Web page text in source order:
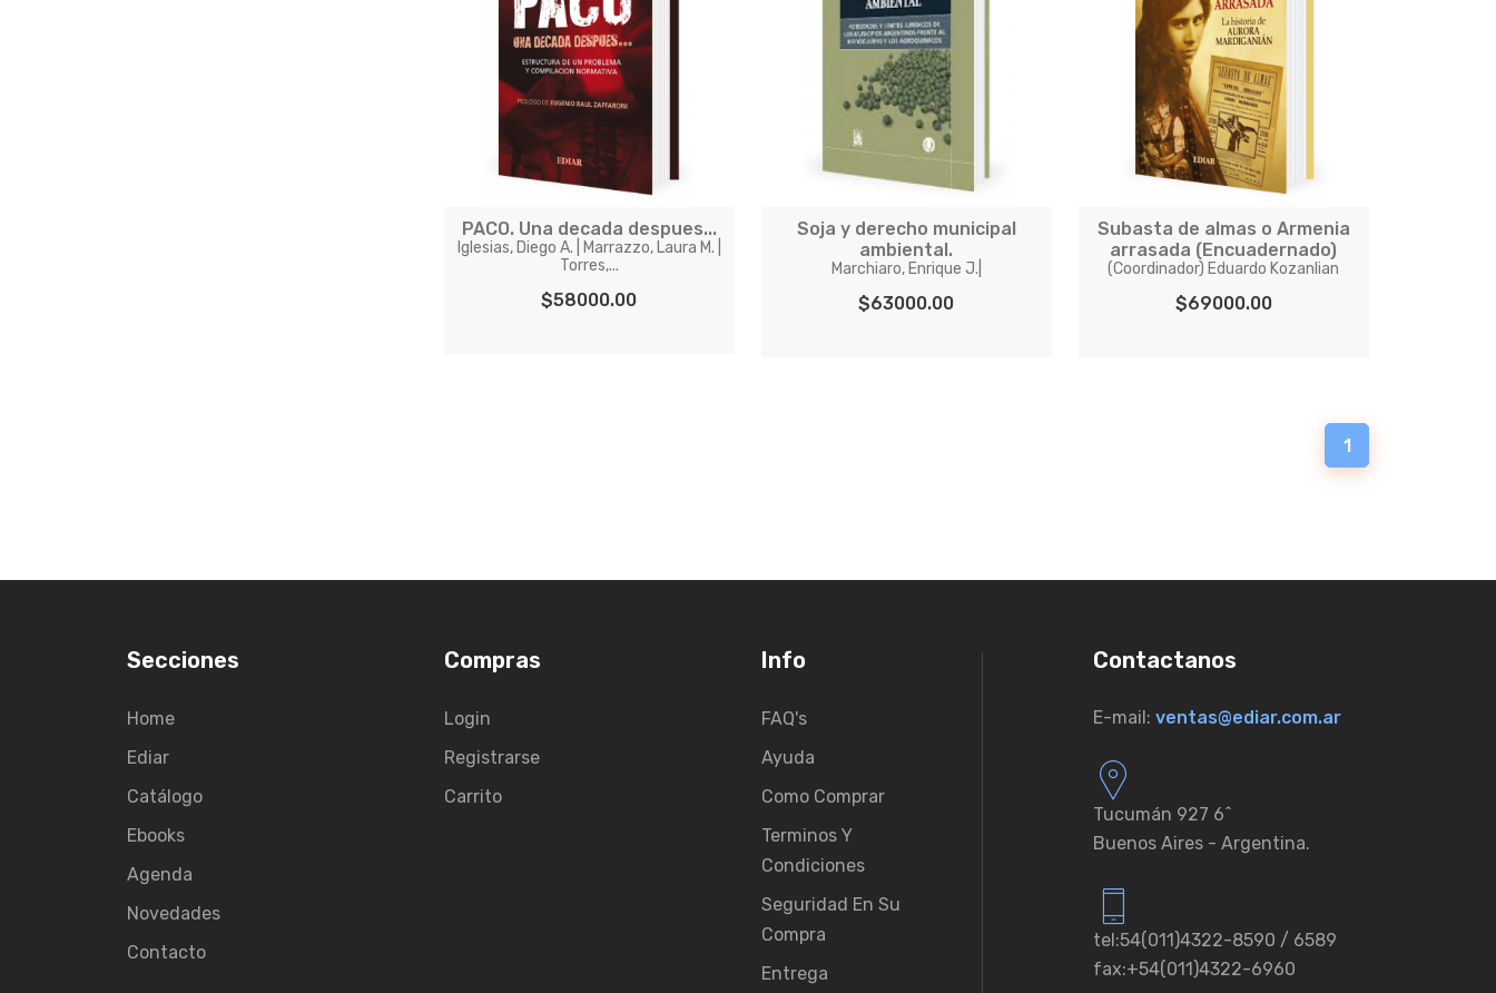
PACO. Una decada despues...
Iglesias, Diego A. | Marrazzo, Laura M. |
Torres,...
$58000.00
Soja y derecho municipal
ambiental.
Marchiaro, Enrique J.|
$63000.00
Subasta de almas o Armenia
arrasada (Encuadernado)
(Coordinador) Eduardo Kozanlian
$69000.00
1
Secciones
Home
Ediar
Catálogo
Ebooks
Agenda
Novedades
Contacto
Compras
Login
Registrarse
Carrito
Info
FAQ's
Ayuda
Como Comprar
Terminos Y
Condiciones
Seguridad En Su
Compra
Entrega
Contactanos
E-mail: ventas@ediar.com.ar
Tucumán 927 6ˆ
Buenos Aires - Argentina.
tel:54(011)4322-8590 / 6589
fax:+54(011)4322-6960